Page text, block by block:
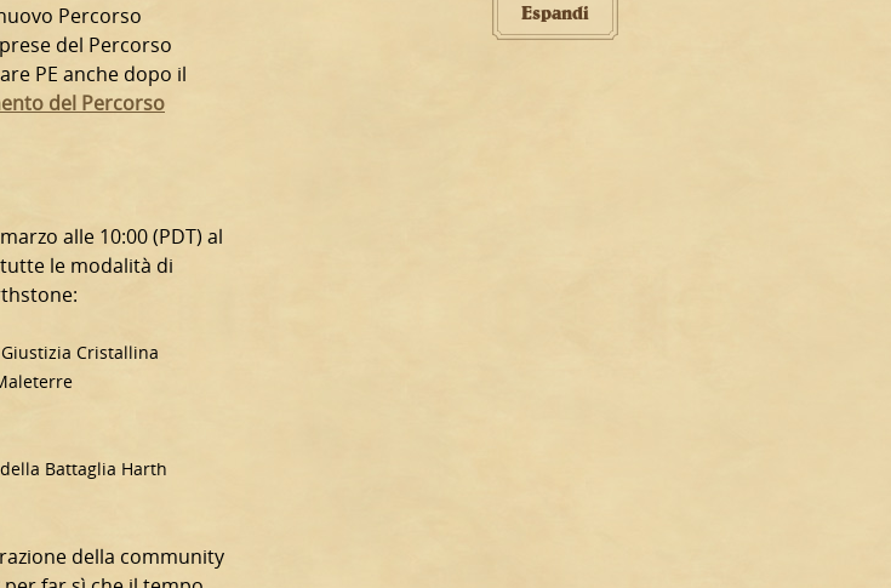
Percorso
del Percorso
PE anche dopo il
del Percorso
alle 10:00 (PDT) al
le modalità di
Cristallina
Battaglia Harth
della community
Espandi